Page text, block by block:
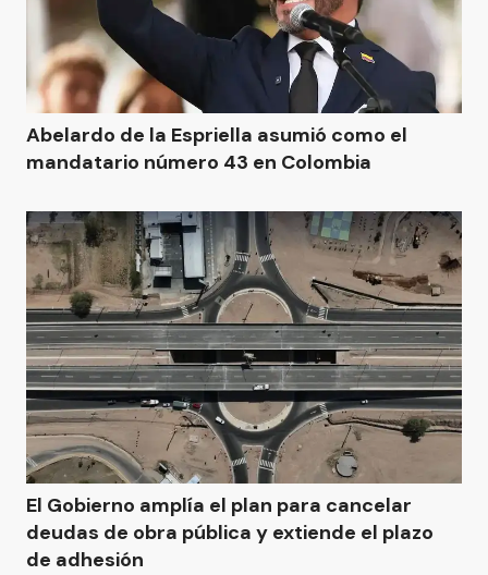
Abelardo de la Espriella asumió como el
mandatario número 43 en Colombia
El Gobierno amplía el plan para cancelar
deudas de obra pública y extiende el plazo
de adhesión